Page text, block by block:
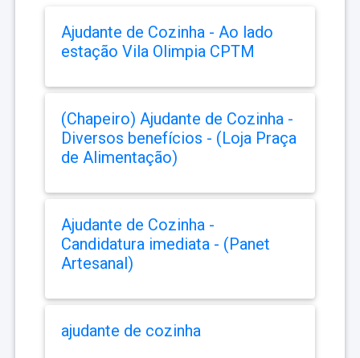
Ajudante de Cozinha - Ao lado
estação Vila Olimpia CPTM
(Chapeiro) Ajudante de Cozinha -
Diversos benefícios - (Loja Praça
de Alimentação)
Ajudante de Cozinha -
Candidatura imediata - (Panet
Artesanal)
ajudante de cozinha